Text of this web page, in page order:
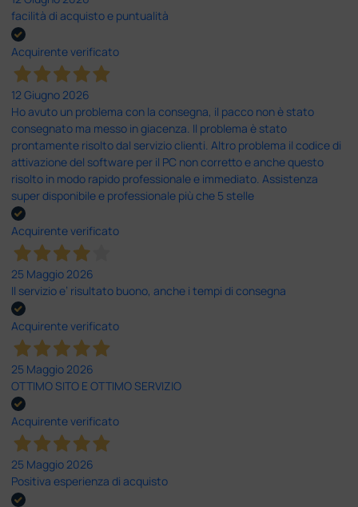
facilità di acquisto e puntualità
Acquirente verificato
12 Giugno 2026
Ho avuto un problema con la consegna, il pacco non è stato
consegnato ma messo in giacenza. Il problema è stato
prontamente risolto dal servizio clienti. Altro problema il codice di
attivazione del software per il PC non corretto e anche questo
risolto in modo rapido professionale e immediato. Assistenza
super disponibile e professionale più che 5 stelle
Acquirente verificato
25 Maggio 2026
Il servizio e’ risultato buono, anche i tempi di consegna
Acquirente verificato
25 Maggio 2026
OTTIMO SITO E OTTIMO SERVIZIO
Acquirente verificato
25 Maggio 2026
Positiva esperienza di acquisto